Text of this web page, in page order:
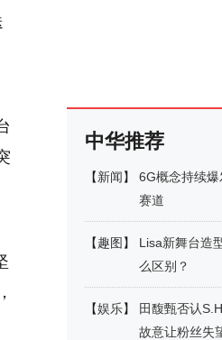
中华推荐
【新闻】
6G概念持续
赛道
【趣图 】
Lisa新舞台造
么区别？
【娱乐】
田馥甄否认
故意让粉丝失